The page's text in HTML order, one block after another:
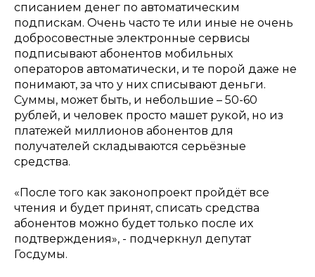
списанием денег по автоматическим
подпискам. Очень часто те или иные не очень
добросовестные электронные сервисы
подписывают абонентов мобильных
операторов автоматически, и те порой даже не
понимают, за что у них списывают деньги.
Суммы, может быть, и небольшие – 50-60
рублей, и человек просто машет рукой, но из
платежей миллионов абонентов для
получателей складываются серьёзные
средства.
«После того как законопроект пройдёт все
чтения и будет принят, списать средства
абонентов можно будет только после их
подтверждения», - подчеркнул депутат
Госдумы.